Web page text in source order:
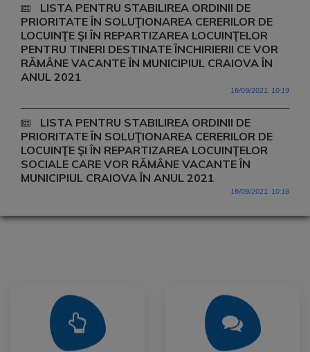
LISTA PENTRU STABILIREA ORDINII DE
PRIORITATE ÎN SOLUŢIONAREA CERERILOR DE
LOCUINŢE ŞI ÎN REPARTIZAREA LOCUINŢELOR
PENTRU TINERI DESTINATE ÎNCHIRIERII CE VOR
RĂMÂNE VACANTE ÎN MUNICIPIUL CRAIOVA ÎN
ANUL 2021
16/09/2021, 10:19
LISTA PENTRU STABILIREA ORDINII DE
PRIORITATE ÎN SOLUŢIONAREA CERERILOR DE
LOCUINŢE ŞI ÎN REPARTIZAREA LOCUINŢELOR
SOCIALE CARE VOR RĂMÂNE VACANTE ÎN
MUNICIPIUL CRAIOVA ÎN ANUL 2021
16/09/2021, 10:18
Mai Mult Mai Mult